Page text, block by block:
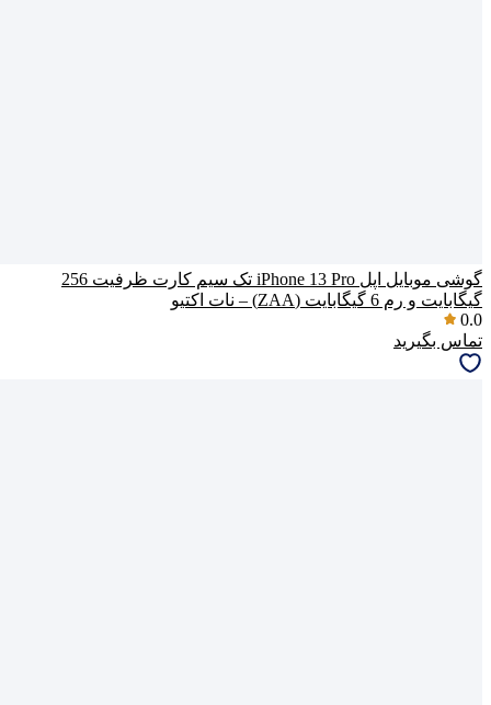
گوشی موبایل اپل iPhone 13 Pro تک سیم‌ کارت ظرفیت 256
گیگابایت و رم 6 گیگابایت (ZAA) – نات اکتیو
0.0
تماس بگیرید